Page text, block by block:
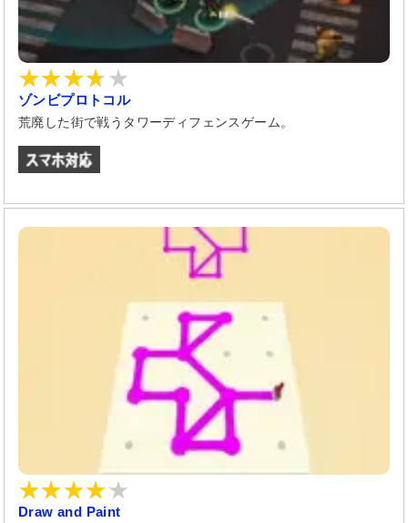
ゾンビプロトコル
荒廃した街で戦うタワーディフェンスゲーム。
Draw and Paint